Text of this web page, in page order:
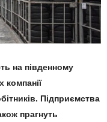
на південному
компанії
Підприємства
прагнуть